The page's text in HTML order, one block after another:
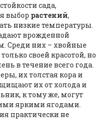
сада,
выбор растений,
низкие температуры.
врожденной
Среди них – хвойные
своей красотой, но
в течение всего года.
их толстая кора и
их от холода и
к тому же, могут
яркими ягодами.
практически не